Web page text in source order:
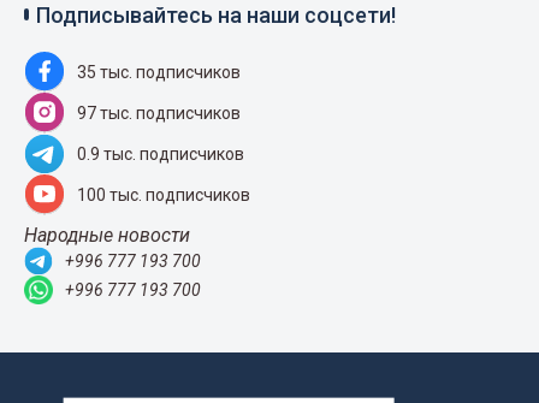
Подписывайтесь на наши соцсети!
35 тыс. подписчиков
97 тыс. подписчиков
0.9 тыс. подписчиков
100 тыс. подписчиков
Народные новости
+996 777 193 700
+996 777 193 700